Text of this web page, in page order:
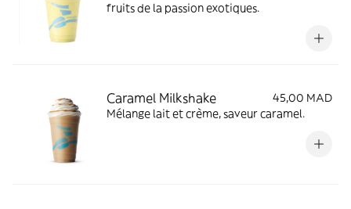
fruits de la passion exotiques.
Caramel Milkshake
45,00 MAD
Mélange lait et crème, saveur caramel.